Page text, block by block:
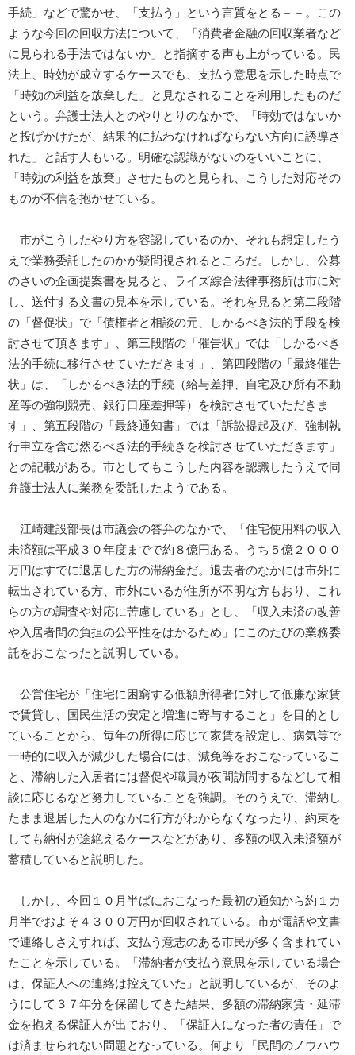
手続」などで驚かせ、「支払う」という言質をとる－－。この
ような今回の回収方法について、「消費者金融の回収業者など
に見られる手法ではないか」と指摘する声も上がっている。民
法上、時効が成立するケースでも、支払う意思を示した時点で
「時効の利益を放棄した」と見なされることを利用したものだ
という。弁護士法人とのやりとりのなかで、「時効ではないか
と投げかけたが、結果的に払わなければならない方向に誘導さ
れた」と話す人もいる。明確な認識がないのをいいことに、
「時効の利益を放棄」させたものと見られ、こうした対応その
ものが不信を抱かせている。
市がこうしたやり方を容認しているのか、それも想定したう
えで業務委託したのかが疑問視されるところだ。しかし、公募
のさいの企画提案書を見ると、ライズ綜合法律事務所は市に対
し、送付する文書の見本を示している。それを見ると第二段階
の「督促状」で「債権者と相談の元、しかるべき法的手段を検
討させて頂きます」、第三段階の「催告状」では「しかるべき
法的手続に移行させていただきます」、第四段階の「最終催告
状」は、「しかるべき法的手続（給与差押、自宅及び所有不動
産等の強制競売、銀行口座差押等）を検討させていただきま
す」、第五段階の「最終通知書」では「訴訟提起及び、強制執
行申立を含む然るべき法的手続きを検討させていただきます」
との記載がある。市としてもこうした内容を認識したうえで同
弁護士法人に業務を委託したようである。
江崎建設部長は市議会の答弁のなかで、「住宅使用料の収入
未済額は平成３０年度までで約８億円ある。うち５億２０００
万円はすでに退居した方の滞納金だ。退去者のなかには市外に
転出されている方、市外にいるが住所が不明な方もおり、これ
らの方の調査や対応に苦慮している」とし、「収入未済の改善
や入居者間の負担の公平性をはかるため」にこのたびの業務委
託をおこなったと説明している。
公営住宅が「住宅に困窮する低額所得者に対して低廉な家賃
で賃貸し、国民生活の安定と増進に寄与すること」を目的とし
ていることから、毎年の所得に応じて家賃を設定し、病気等で
一時的に収入が減少した場合には、減免等をおこなっているこ
と、滞納した入居者には督促や職員が夜間訪問するなどして相
談に応じるなど努力していることを強調。そのうえで、滞納し
たまま退居した人のなかに行方がわからなくなったり、約束を
しても納付が途絶えるケースなどがあり、多額の収入未済額が
蓄積していると説明した。
しかし、今回１０月半ばにおこなった最初の通知から約１カ
月半でおよそ４３００万円が回収されている。市が電話や文書
で連絡しさえすれば、支払う意志のある市民が多く含まれてい
たことを示している。「滞納者が支払う意思を示している場合
は、保証人への連絡は控えていた」と説明しているが、そのよ
うにして３７年分を保留してきた結果、多額の滞納家賃・延滞
金を抱える保証人が出ており、「保証人になった者の責任」で
は済ませられない問題となっている。何より「民間のノウハウ